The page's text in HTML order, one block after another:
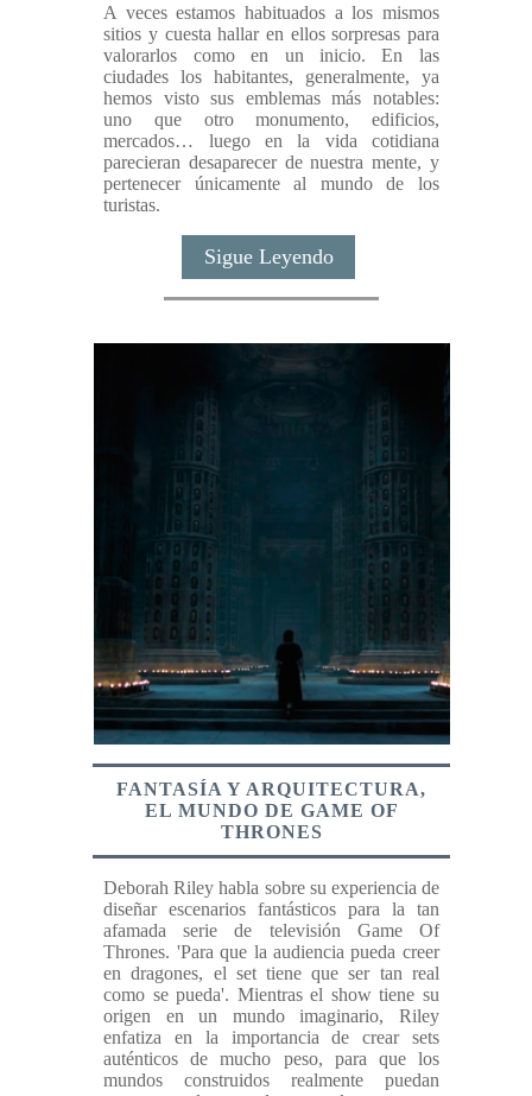
A veces estamos habituados a los mismos
sitios y cuesta hallar en ellos sorpresas para
valorarlos como en un inicio. En las
ciudades los habitantes, generalmente, ya
hemos visto sus emblemas más notables:
uno que otro monumento, edificios,
mercados… luego en la vida cotidiana
parecieran desaparecer de nuestra mente, y
pertenecer únicamente al mundo de los
turistas.
Sigue Leyendo
FANTASÍA Y ARQUITECTURA,
EL MUNDO DE GAME OF
THRONES
Deborah Riley habla sobre su experiencia de
diseñar escenarios fantásticos para la tan
afamada serie de televisión Game Of
Thrones. 'Para que la audiencia pueda creer
en dragones, el set tiene que ser tan real
como se pueda'. Mientras el show tiene su
origen en un mundo imaginario, Riley
enfatiza en la importancia de crear sets
auténticos de mucho peso, para que los
mundos construidos realmente puedan